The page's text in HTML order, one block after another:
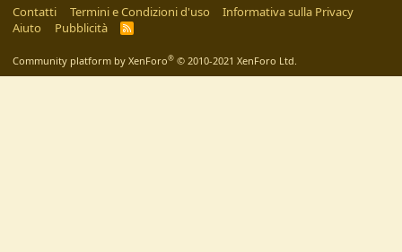
Contatti Termini e Condizioni d'uso
Informativa sulla Privacy
Aiuto
Pubblicità
R
S
Community platform by XenForo® © 2010-2021 XenForo Ltd.